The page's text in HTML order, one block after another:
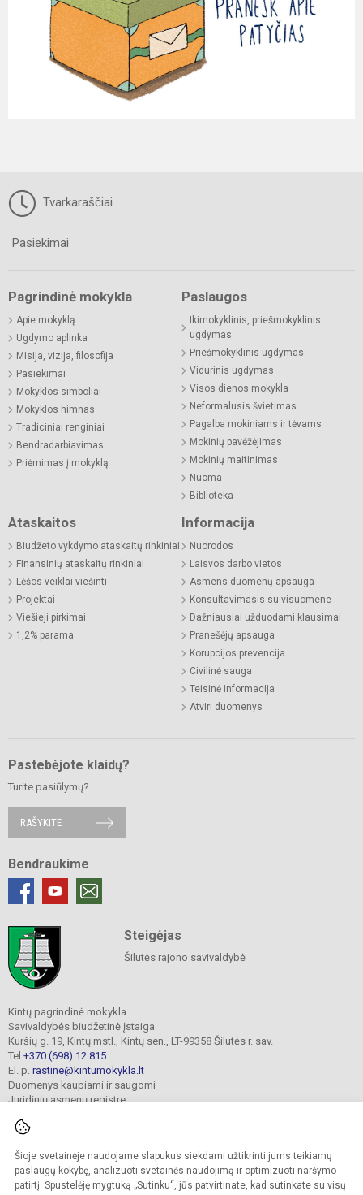
Šioje svetainėje naudojame slapukus siekdami užtikrinti jums teikiamų
paslaugų kokybę, analizuoti svetainės naudojimą ir optimizuoti naršymo
patirtį. Spustelėję mygtuką „Sutinku“, jūs patvirtinate, kad sutinkate su visų
Tvarkaraščiai
Pasiekimai
Pagrindinė mokykla
Apie mokyklą
Ugdymo aplinka
Misija, vizija, filosofija
Pasiekimai
Mokyklos simboliai
Mokyklos himnas
Tradiciniai renginiai
Bendradarbiavimas
Priėmimas į mokyklą
Paslaugos
Ikimokyklinis, priešmokyklinis
ugdymas
Priešmokyklinis ugdymas
Vidurinis ugdymas
Visos dienos mokykla
Neformalusis švietimas
Pagalba mokiniams ir tėvams
Mokinių pavėžėjimas
Mokinių maitinimas
Nuoma
Biblioteka
Ataskaitos
Biudžeto vykdymo ataskaitų rinkiniai
Finansinių ataskaitų rinkiniai
Lėšos veiklai viešinti
Projektai
Viešieji pirkimai
1,2% parama
Informacija
Nuorodos
Laisvos darbo vietos
Asmens duomenų apsauga
Konsultavimasis su visuomene
Dažniausiai užduodami klausimai
Pranešėjų apsauga
Korupcijos prevencija
Civilinė sauga
Teisinė informacija
Atviri duomenys
Pastebėjote klaidų?
Turite pasiūlymų?
RAŠYKITE
Bendraukime
Steigėjas
Šilutės rajono savivaldybė
Kintų pagrindinė mokykla
Savivaldybės biudžetinė įstaiga
Kuršių g. 19, Kintų mstl., Kintų sen., LT-99358 Šilutės r. sav.
Tel.+370 (698) 12 815
El. p. rastine@kintumokykla.lt
Duomenys kaupiami ir saugomi
Juridinių asmenų registre
© 2024. Kintų pagrindinė mokykla. Visos teisės saugomos.
Kopijuoti turinį be raštiško įstaigos administracijos sutikimo griežtai draudžiama.